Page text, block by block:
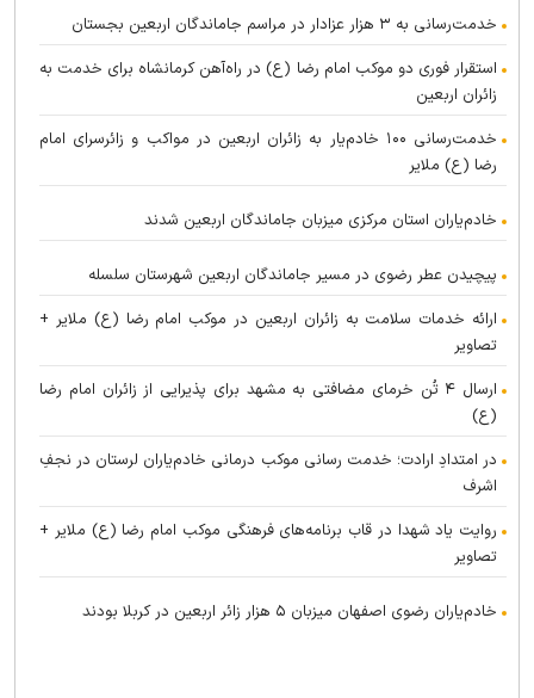
خدمت‌رسانی به ۳ هزار عزادار در مراسم جاماندگان اربعین بجستان
استقرار فوری دو موکب امام رضا (ع) در راه‌آهن کرمانشاه برای خدمت به
زائران اربعین
خدمت‌رسانی ۱۰۰ خادم‌یار به زائران اربعین در مواکب و زائرسرای امام
رضا (ع) ملایر
خادم‌یاران استان مرکزی میزبان جاماندگان اربعین شدند
پیچیدن عطر رضوی در مسیر جاماندگان اربعین شهرستان سلسله
ارائه خدمات سلامت به زائران اربعین در موکب امام رضا (ع) ملایر +
تصاویر
ارسال ۴ تُن خرمای مضافتی به مشهد برای پذیرایی از زائران امام رضا
(ع)
در امتدادِ ارادت؛ خدمت رسانی موکب درمانی خادم‌یاران لرستان در نجفِ
اشرف
روایت یاد شهدا در قاب برنامه‌های فرهنگی موکب امام رضا (ع) ملایر +
تصاویر
خادم‌یاران رضوی اصفهان میزبان ۵ هزار زائر اربعین در کربلا بودند